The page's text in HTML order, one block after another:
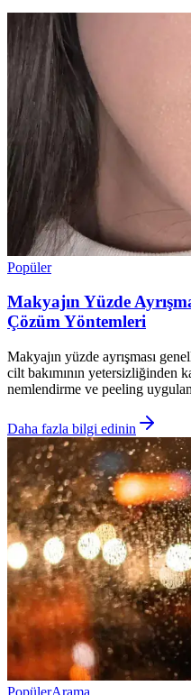
Popüler
Makyajın Yüzde
Çözüm Yöntemleri
Makyajın yüzde ayrışması
cilt bakımının yetersizliğinden
nemlendirme ve peeling
Daha fazla bilgi edinin
PopülerArama